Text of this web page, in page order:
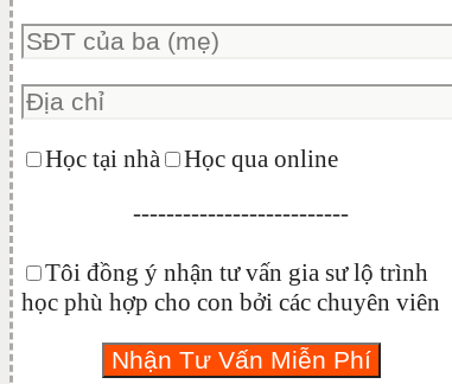
Học tại nhà
Học qua online
--------------------------
Tôi đồng ý nhận tư vấn gia sư lộ trình
học phù hợp cho con bởi các chuyên viên